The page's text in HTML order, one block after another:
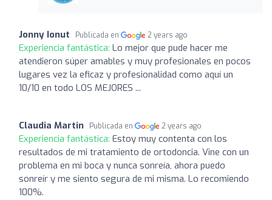
Jonny Ionut Publicada en 2 years ago
Experiencia fantástica: Lo mejor que pude hacer me
atendieron súper amables y muy profesionales en pocos
lugares vez la eficaz y profesionalidad como aquí un
10/10 en todo LOS MEJORES ...
Claudia Martin Publicada en 2 years ago
Experiencia fantástica: Estoy muy contenta con los
resultados de mi tratamiento de ortodoncia. Vine con un
problema en mi boca y nunca sonreía, ahora puedo
sonreír y me siento segura de mi misma. Lo recomiendo
100%.